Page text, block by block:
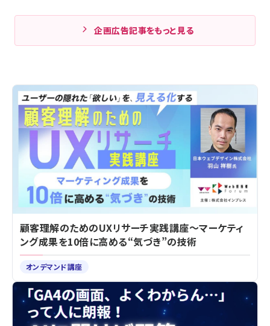
企画広告記事をもっと見る
顧客理解のためのUXリサーチ実践講座～マーケティ
ング成果を10倍に高める“気づき”の技術
オンデマンド講座